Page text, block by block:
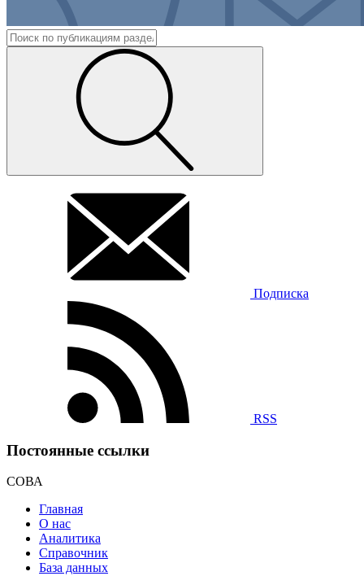
Подписка
RSS
Постоянные ссылки
СОВА
Главная
О нас
Аналитика
Справочник
База данных